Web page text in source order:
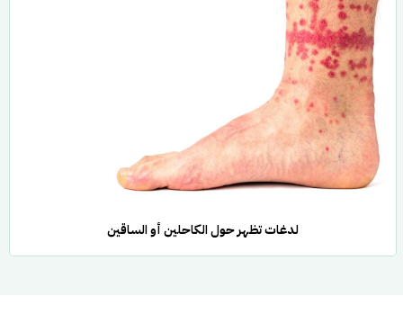
لدغات تظهر حول الكاحلين أو الساقين